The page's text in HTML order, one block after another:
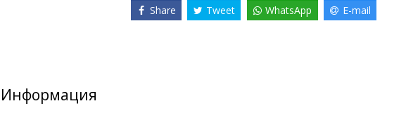
Share Tweet WhatsApp E-mail
Информация